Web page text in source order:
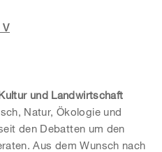
V
und Landwirtschaft
Natur, Ökologie und
den Debatten um den
Aus dem Wunsch nach